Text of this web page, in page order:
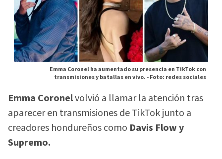
Emma Coronel ha aumentado su presencia en TikTok con
transmisiones y batallas en vivo. -Foto: redes sociales
Emma Coronelvolvió a llamar la atención tras
aparecer en transmisiones de TikTok junto a
creadores hondureños como Davis Flow y
Supremo.